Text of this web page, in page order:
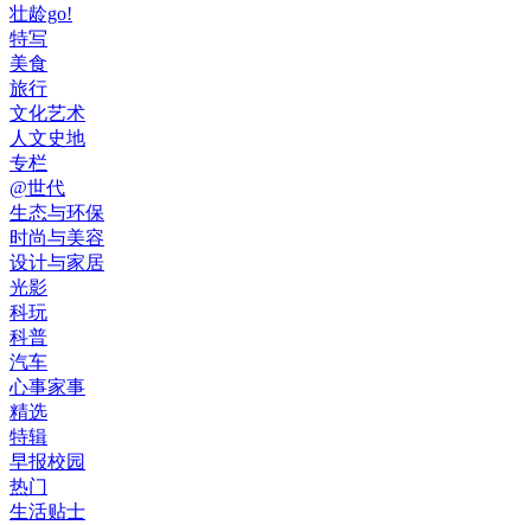
壮龄go!
特写
美食
旅行
文化艺术
人文史地
专栏
@世代
生态与环保
时尚与美容
设计与家居
光影
科玩
科普
汽车
心事家事
精选
特辑
早报校园
热门
生活贴士